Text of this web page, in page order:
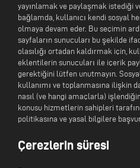
yayınlamak ve paylaşmak istediği
bağlamda, kullanıcı kendi sosyal
olmaya devam eder. Bu seçimin
sayfaların sunucuları bu şekilde
olasılığı ortadan kaldırmak için,
eklentilerin sunucuları ile içerik
gerektiğini lütfen unutmayın.
kullanımı ve toplanmasına ilişkin
nasıl (ve hangi amaçlarla)
konusu hizmetlerin sahipleri
politikasına ve yasal bilgilere
Çerezlerin süresi